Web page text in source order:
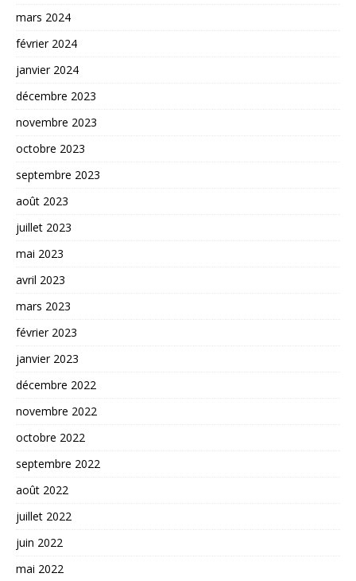
mars 2024
février 2024
janvier 2024
décembre 2023
novembre 2023
octobre 2023
septembre 2023
août 2023
juillet 2023
mai 2023
avril 2023
mars 2023
février 2023
janvier 2023
décembre 2022
novembre 2022
octobre 2022
septembre 2022
août 2022
juillet 2022
juin 2022
mai 2022